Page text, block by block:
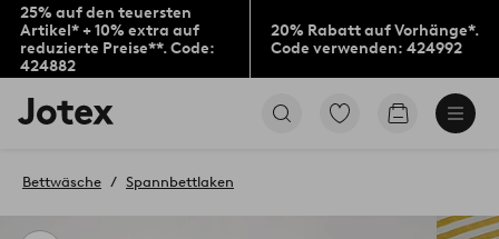
25% auf den teuersten
Artikel* + 10% extra auf
reduzierte Preise**. Code:
424882
20% Rabatt auf Vorhänge*.
Code verwenden: 424992
Jotex-
Logo
Startseite
Zu
Produkten
Zum
Bettwäsche Spannbettlaken